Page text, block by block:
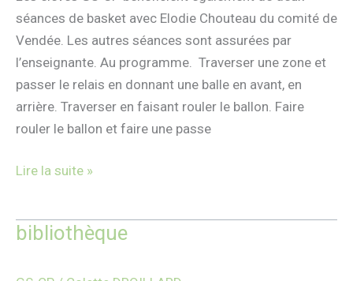
séances de basket avec Elodie Chouteau du comité de
Vendée. Les autres séances sont assurées par
l’enseignante. Au programme. Traverser une zone et
passer le relais en donnant une balle en avant, en
arrière. Traverser en faisant rouler le ballon. Faire
rouler le ballon et faire une passe
Lire la suite »
bibliothèque
bibliothèque